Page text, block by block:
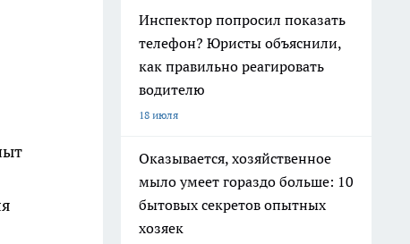
Инспектор попросил показать
телефон? Юристы объяснили,
как правильно реагировать
водителю
18 июля
Оказывается, хозяйственное
мыло умеет гораздо больше: 10
бытовых секретов опытных
хозяек